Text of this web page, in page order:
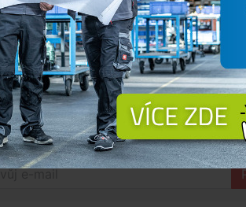
ojedinělou akcí převzala záštitu
v Českých Budějovicích prof.
kraje Mgr. J. Zimola a také primátor
také Nemocnice České Budějovice,
o tom, co se děje kolem